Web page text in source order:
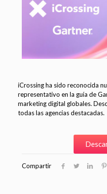
iCrossingha sido reconocida
representativo en la guía de
marketing digital globales.
todas las agencias destacadas.
Compartir